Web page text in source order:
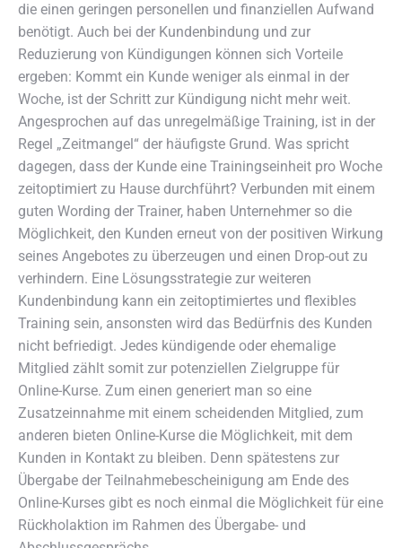
die einen geringen personellen und finanziellen Aufwand
benötigt. Auch bei der Kundenbindung und zur
Reduzierung von Kündigungen können sich Vorteile
ergeben: Kommt ein Kunde weniger als einmal in der
Woche, ist der Schritt zur Kündigung nicht mehr weit.
Angesprochen auf das unregelmäßige Training, ist in der
Regel „Zeitmangel“ der häufigste Grund. Was spricht
dagegen, dass der Kunde eine Trainingseinheit pro Woche
zeitoptimiert zu Hause durchführt? Verbunden mit einem
guten Wording der Trainer, haben Unternehmer so die
Möglichkeit, den Kunden erneut von der positiven Wirkung
seines Angebotes zu überzeugen und einen Drop-out zu
verhindern. Eine Lösungsstrategie zur weiteren
Kundenbindung kann ein zeitoptimiertes und flexibles
Training sein, ansonsten wird das Bedürfnis des Kunden
nicht befriedigt. Jedes kündigende oder ehemalige
Mitglied zählt somit zur potenziellen Zielgruppe für
Online-Kurse. Zum einen generiert man so eine
Zusatzeinnahme mit einem scheidenden Mitglied, zum
anderen bieten Online-Kurse die Möglichkeit, mit dem
Kunden in Kontakt zu bleiben. Denn spätestens zur
Übergabe der Teilnahmebescheinigung am Ende des
Online-Kurses gibt es noch einmal die Möglichkeit für eine
Rückholaktion im Rahmen des Übergabe- und